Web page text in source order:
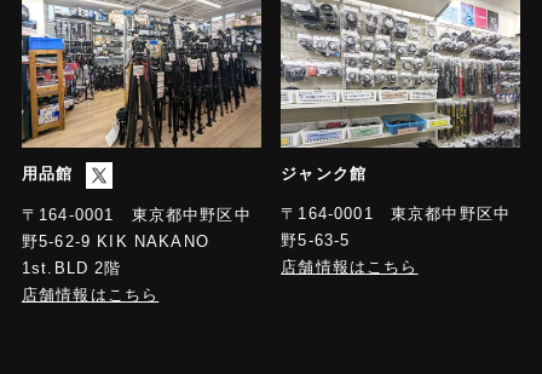
用品館
〒164-0001 東京都中野区中
野5-62-9 KIK NAKANO
1st.BLD 2階
店舗情報はこちら
ジャンク館
〒164-0001 東京都中野区中
野5-63-5
店舗情報はこちら